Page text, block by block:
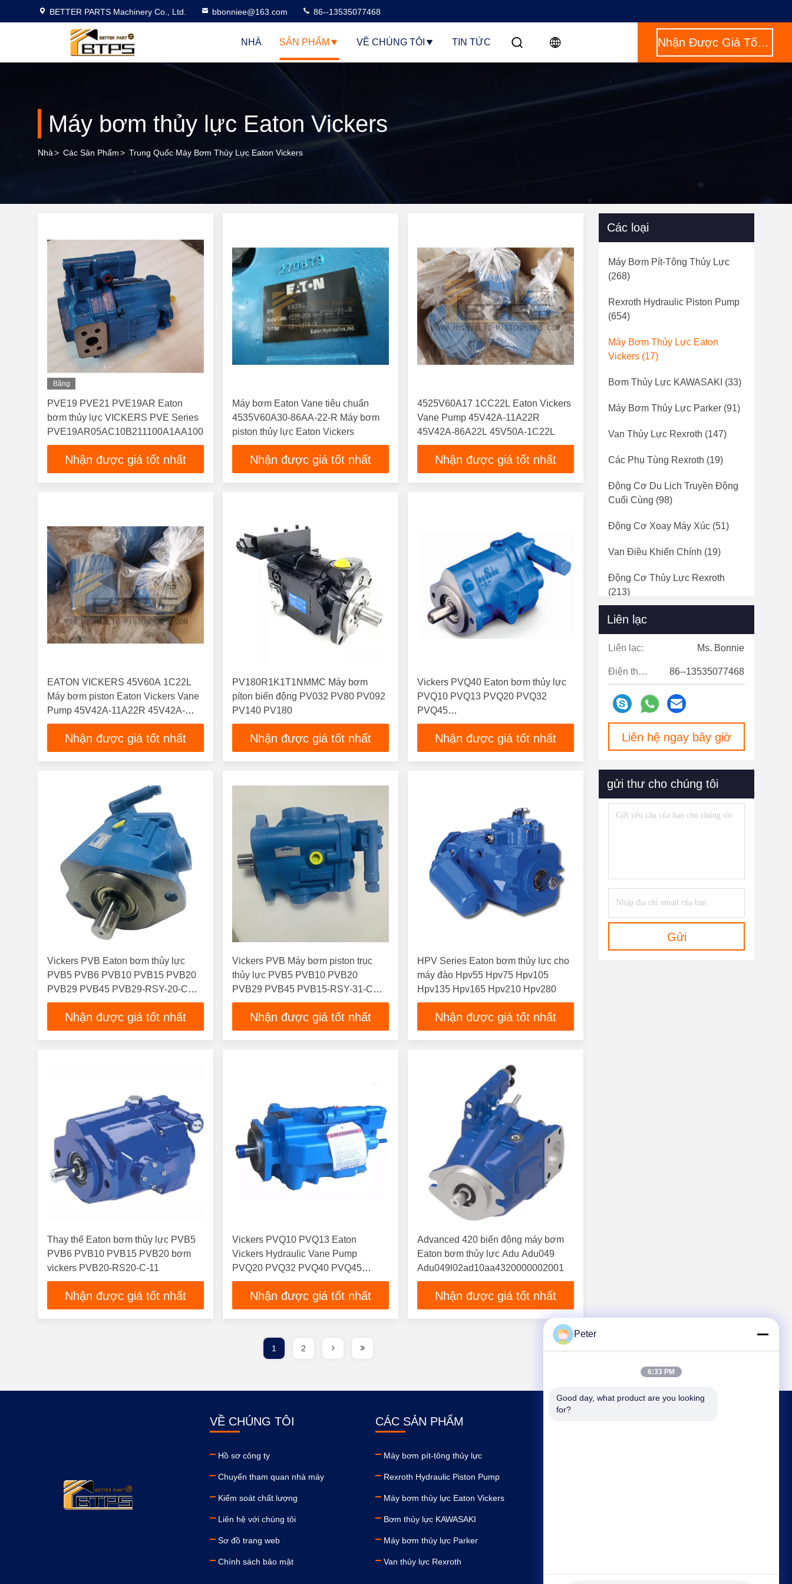
BETTER PARTS Machinery Co., Ltd. bbonniee@163.com 86--13535077468
NHÀ SẢN PHẨM VỀ CHÚNG TÔI TIN TỨC Nhận Được Giá Tốt Nhất
Máy bơm thủy lực Eaton Vickers
Nhà> Các Sản Phẩm> Trung Quốc Máy Bơm Thủy Lực Eaton Vickers
Băng
PVE19 PVE21 PVE19AR Eaton
bơm thủy lực VICKERS PVE Series
PVE19AR05AC10B211100A1AA100CD0A
Nhận được giá tốt nhất
Máy bơm Eaton Vane tiêu chuẩn
4535V60A30-86AA-22-R Máy bơm
piston thủy lực Eaton Vickers
Nhận được giá tốt nhất
4525V60A17 1CC22L Eaton Vickers
Vane Pump 45V42A-11A22R
45V42A-86A22L 45V50A-1C22L
Nhận được giá tốt nhất
EATON VICKERS 45V60A 1C22L
Máy bơm piston Eaton Vickers Vane
Pump 45V42A-11A22R 45V42A-
86A22L 45V50A-1C22L
Nhận được giá tốt nhất
PV180R1K1T1NMMC Máy bơm
píton biến động PV032 PV80 PV092
PV140 PV180
Nhận được giá tốt nhất
Vickers PVQ40 Eaton bơm thủy lực
PVQ10 PVQ13 PVQ20 PVQ32
PVQ45
PVQ40AR02AB10G210000010
Nhận được giá tốt nhất
Vickers PVB Eaton bơm thủy lực
PVB5 PVB6 PVB10 PVB15 PVB20
PVB29 PVB45 PVB29-RSY-20-CM-
11
Nhận được giá tốt nhất
Vickers PVB Máy bơm piston trục
thủy lực PVB5 PVB10 PVB20
PVB29 PVB45 PVB15-RSY-31-CC-
11
Nhận được giá tốt nhất
HPV Series Eaton bơm thủy lực cho
máy đào Hpv55 Hpv75 Hpv105
Hpv135 Hpv165 Hpv210 Hpv280
Nhận được giá tốt nhất
Thay thế Eaton bơm thủy lực PVB5
PVB6 PVB10 PVB15 PVB20 bơm
vickers PVB20-RS20-C-11
Nhận được giá tốt nhất
Vickers PVQ10 PVQ13 Eaton
Vickers Hydraulic Vane Pump
PVQ20 PVQ32 PVQ40 PVQ45
PVQ63
Nhận được giá tốt nhất
Advanced 420 biến động máy bơm
Eaton bơm thủy lực Adu Adu049
Adu049l02ad10aa4320000002001
Nhận được giá tốt nhất
Các loại
Máy Bơm Pít-Tông Thủy Lực
(268)
Rexroth Hydraulic Piston Pump
(654)
Máy Bơm Thủy Lực Eaton
Vickers (17)
Bơm Thủy Lực KAWASAKI (33)
Máy Bơm Thủy Lực Parker (91)
Van Thủy Lực Rexroth (147)
Các Phụ Tùng Rexroth (19)
Động Cơ Du Lịch Truyền Động
Cuối Cùng (98)
Động Cơ Xoay Máy Xúc (51)
Van Điều Khiển Chính (19)
Động Cơ Thủy Lực Rexroth
(213)
Liên lạc
Liên lạc: Ms. Bonnie
Điện thoại: 86--13535077468
Liên hệ ngay bây giờ
gửi thư cho chúng tôi
Gửi
1 2
VỀ CHÚNG TÔI
Hồ sơ công ty
Chuyến tham quan nhà máy
Kiểm soát chất lượng
Liên hệ với chúng tôi
Sơ đồ trang web
Chính sách bảo mật
CÁC SẢN PHẨM
Máy bơm pít-tông thủy lực
Rexroth Hydraulic Piston Pump
Máy bơm thủy lực Eaton Vickers
Bơm thủy lực KAWASAKI
Máy bơm thủy lực Parker
Van thủy lực Rexroth
Peter
6:33 PM
Good day, what product are you looking
for?